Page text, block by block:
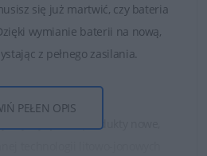
się już martwić, czy bateria
wymianie baterii na nową,
z pełnego zasilania.
wyłącznie produkty nowe,
PEŁEN OPIS